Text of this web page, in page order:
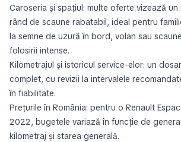
Caroseria și spațiul: multe oferte vizează un
rând de scaune rabatabil, ideal pentru
la semne de uzură în bord, volan sau
folosirii intense.
Kilometrajul și istoricul service-elor: un
complet, cu revizii la intervalele
în fiabilitate.
Prețurile în România: pentru o Renault
2022, bugetele variază în funcție de
kilometraj și starea generală.